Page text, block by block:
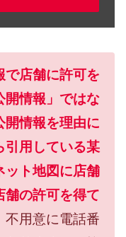
で店舗に許可を
開情報」ではな
開情報を理由に
引用している某
ット地図に店舗
舗の許可を得て
不用意に電話番